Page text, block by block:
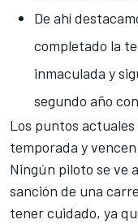
De ahí
completado la
inmaculada y
segundo año
Los puntos
temporada y
Ningún piloto se ve
sanción de una
tener cuidado, ya